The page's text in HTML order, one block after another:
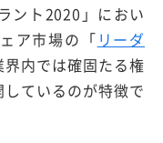
ント2020」におい
ア市場の「 リーダ
内では確固たる権
ているのが特徴で